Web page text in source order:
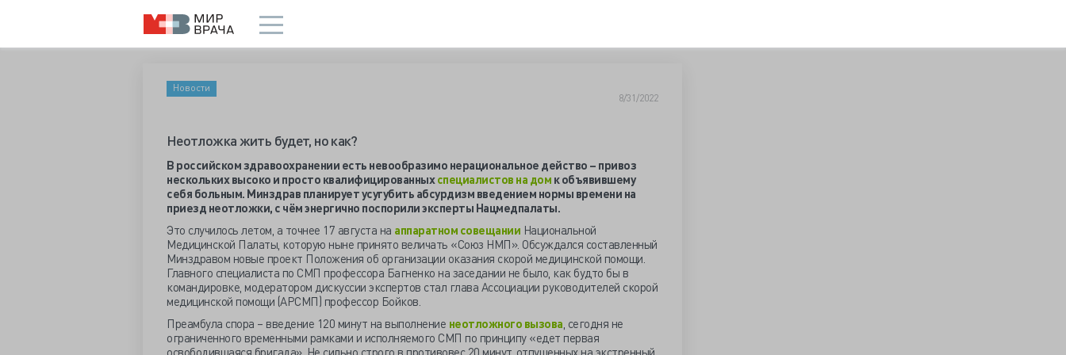
Новости
8/31/2022
Неотложка жить будет, но как?
В российском здравоохранении есть невообразимо нерациональное действо – привоз
нескольких высоко и просто квалифицированныхспециалистов на дом к объявившему
себя больным. Минздрав планирует усугубить абсурдизм введением нормы времени на
приезд неотложки, с чём энергично поспорили эксперты Нацмедпалаты.
Это случилось летом, а точнее 17 августа на аппаратном совещании Национальной
Медицинской Палаты, которую ныне принято величать «Союз НМП». Обсуждался составленный
Минздравом новые проект Положения об организации оказания скорой медицинской помощи.
Главного специалиста по СМП профессора Багненко на заседании не было, как будто бы в
командировке, модератором дискуссии экспертов стал глава Ассоциации руководителей скорой
медицинской помощи (АРСМП) профессор Бойков.
Преамбула спора – введение 120 минут на выполнение неотложного вызова, сегодня не
ограниченного временными рамками и исполняемого СМП по принципу «едет первая
освободившаяся бригада». Не сильно строго в противовес 20 минут, отпущенных на экстренный